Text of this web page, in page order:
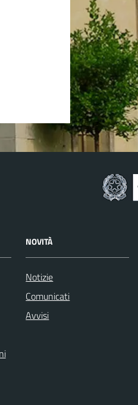
NOVITÀ
Notizie
Comunicati
Avvisi